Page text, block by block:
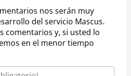
nos serán muy
del servicio Mascus.
comentarios y, si usted lo
en el menor tiempo